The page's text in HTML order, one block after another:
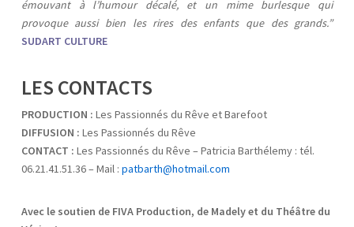
émouvant à l’humour décalé, et un mime burlesque qui
provoque aussi bien les rires des enfants que des grands.”
SUDART CULTURE
LES CONTACTS
PRODUCTION : Les Passionnés du Rêve et Barefoot
DIFFUSION : Les Passionnés du Rêve
CONTACT : Les Passionnés du Rêve – Patricia Barthélemy : tél.
06.21.41.51.36 – Mail : patbarth@hotmail.com
Avec le soutien de FIVA Production, de Madely et du Théâtre du